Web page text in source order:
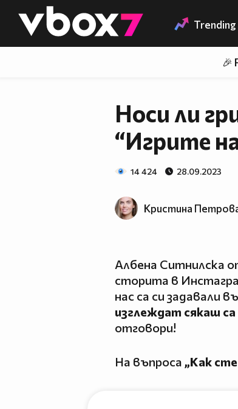
👾 Trending
🎉
Носи ли
“Игрите
14 424 28.09.2023
Кристина
Албена Ситнилска
сторита в
нас са си задавали
изглеждат сякаш
отговори!
На въпроса „Как